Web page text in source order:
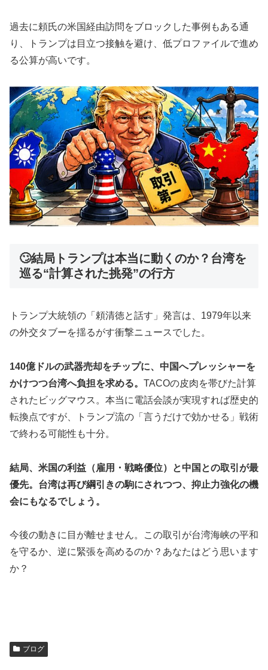
過去に頼氏の米国経由訪問をブロックした事例もある通
り、トランプは目立つ接触を避け、低プロファイルで進め
る公算が高いです。
🙄結局トランプは本当に動くのか？台湾を
巡る“計算された挑発”の行方
トランプ大統領の「頼清徳と話す」発言は、1979年以来
の外交タブーを揺るがす衝撃ニュースでした。
140億ドルの武器売却をチップに、中国へプレッシャーを
かけつつ台湾へ負担を求める。 TACOの皮肉を帯びた計算
されたビッグマウス。本当に電話会談が実現すれば歴史的
転換点ですが、トランプ流の「言うだけで効かせる」戦術
で終わる可能性も十分。
結局、米国の利益（雇用・戦略優位）と中国との取引が最
優先。台湾は再び綱引きの駒にされつつ、抑止力強化の機
会にもなるでしょう。
今後の動きに目が離せません。この取引が台湾海峡の平和
を守るか、逆に緊張を高めるのか？あなたはどう思います
か？
ブログ